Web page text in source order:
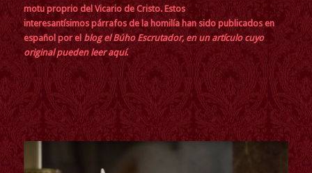
motu proprio del Vicario de Cristo. Estos
interesantísimos párrafos de la homilía han sido publicados en
español por el blog el Búho Escrutador, en un artículo cuyo
original pueden leer aquí.